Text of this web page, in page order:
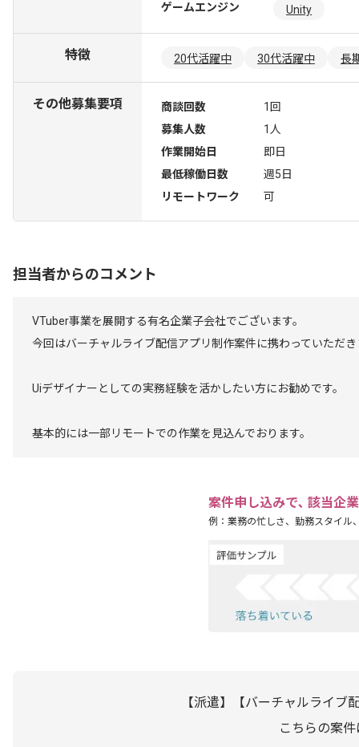
ゲームエンジン Unity
特徴 20代活躍中 30代活躍中 長
その他募集要項 商談回数
1回
募集人数
1人
作業開始日
即日
最低稼働日数
週5日
リモートワーク
可
担当者からのコメント
VTuber事業を展開する有名企業子会社でございます。
今回はバーチャルライブ配信アプリ制作案件に携わっていただき
Uiデザイナーとしての実務経験を活かしたい方にお勧めです。
基本的には一部リモートでの作業を見込んでおります。
案件申し込みで､ 該当企
例：業務の忙しさ、勤務スタイル
【派遣】【バーチャルライブ
こちらの案